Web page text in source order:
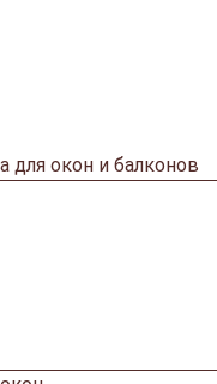
окон и балконов